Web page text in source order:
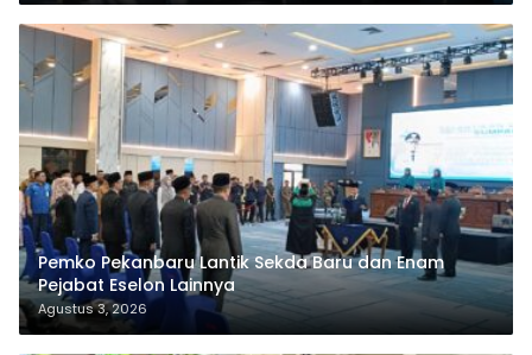
Pemko Pekanbaru Lantik Sekda Baru dan Enam
Pejabat Eselon Lainnya
Agustus 3, 2026